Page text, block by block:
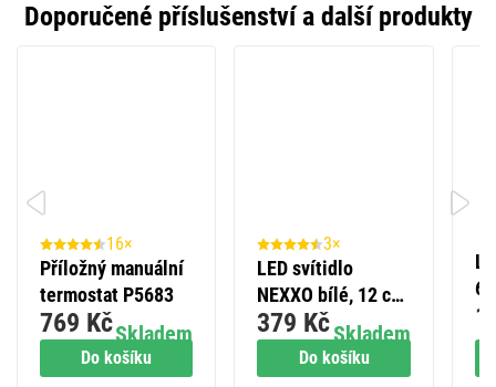
Doporučené příslušenství a další produkty
Do košíku
16×
Příložný manuální
termostat P5683
Skladem
769 Kč
Do košíku
3×
LED svítidlo
NEXXO bílé, 12 cm,
7,6 W,
teplá/neutrální
bílá
Skladem
379 Kč 1